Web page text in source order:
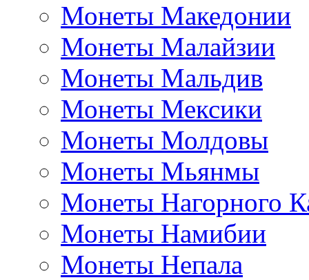
Монеты Македонии
Монеты Малайзии
Монеты Мальдив
Монеты Мексики
Монеты Молдовы
Монеты Мьянмы
Монеты Нагорного
Монеты Намибии
Монеты Непала